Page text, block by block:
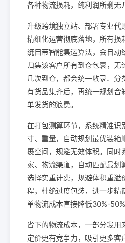
各种物流损耗，纯利润所剩无
升级跨境独立站、部署专业代
精细化运营彻底落地，所有损
统自带智能集运算法，会自动
归集该客户所有到仓包裹，无
几次到仓，都会统一收录、分
有货品集齐后，再统一规划合
单发货的浪费。
在打包测算环节，系统精准识
寸、重量，自动规划最优装箱
裹空间，规避无效体积。同时
家、物流渠道，自动匹配最划
选择实重计费，规避体积重溢
程，杜绝过度包装，进一步精
单物流成本直接降低30%-50%
省下的物流成本，一部分我用
定价更有竞争力，吸引更多客